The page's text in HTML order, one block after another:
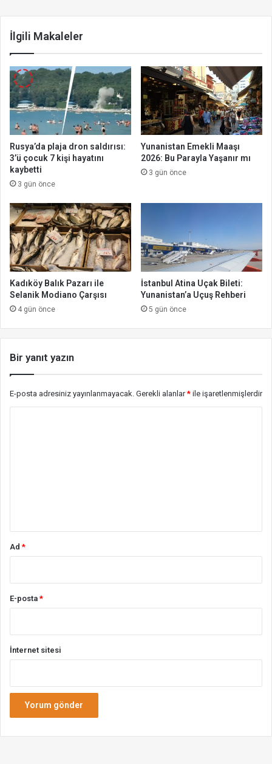
İlgili Makaleler
Rusya’da plaja dron saldırısı:
3’ü çocuk 7 kişi hayatını
kaybetti
3 gün önce
Yunanistan Emekli Maaşı
2026: Bu Parayla Yaşanır mı
3 gün önce
Kadıköy Balık Pazarı ile
Selanik Modiano Çarşısı
4 gün önce
İstanbul Atina Uçak Bileti:
Yunanistan’a Uçuş Rehberi
5 gün önce
Bir yanıt yazın
E-posta adresiniz yayınlanmayacak. Gerekli alanlar* ile işaretlenmişlerdir
Ad*
E-posta*
İnternet sitesi